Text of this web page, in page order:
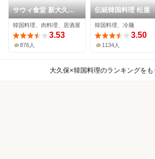
サウィ食堂 新大久保2
号店
韓国料理、肉料理、居酒屋
3.53
876人
伝統韓国料理 松屋
韓国料理、冷麺
3.50
1134人
大久保×韓国料理のランキングをも